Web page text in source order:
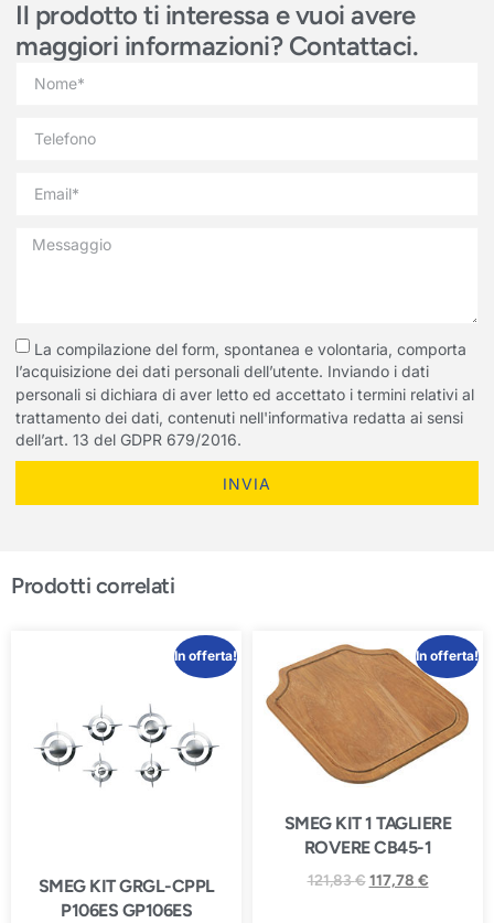
Il prodotto ti interessa e vuoi avere
maggiori informazioni? Contattaci.
La compilazione del form, spontanea e volontaria, comporta
l’acquisizione dei dati personali dell’utente. Inviando i dati
personali si dichiara di aver letto ed accettato i termini relativi al
trattamento dei dati, contenuti nell'informativa redatta ai sensi
dell’art. 13 del GDPR 679/2016.
INVIA
Prodotti correlati
In offerta!
SMEG KIT GRGL-CPPL
P106ES GP106ES
In offerta!
SMEG KIT 1 TAGLIERE
ROVERE CB45-1
121,83€ 117,78 €